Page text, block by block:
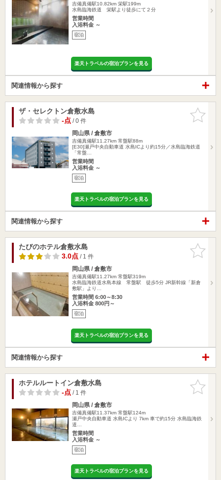
吉備真備駅10.82km 栄駅199m
水島臨海鉄道 栄駅より徒歩にて２分
営業時間
入浴料金 ～
宿泊
楽天トラベルの宿泊プランを見る
関連情報から探す
お気に入
りに追加
ザ・セレクトン倉敷水島
-点/ 0 件
岡山県 / 倉敷市
吉備真備駅11.27km 常盤駅88m
[E30]瀬戸中央自動車道 水島ICより約15分／水島臨海鉄道
「常盤…
営業時間
入浴料金 ～
宿泊
楽天トラベルの宿泊プランを見る
関連情報から探す
お気に入
りに追加
たびのホテル倉敷水島
3.0点/ 1 件
岡山県 / 倉敷市
吉備真備駅11.27km 常盤駅319m
水島臨海鉄道水島本線 常盤駅 徒歩5分 JR新幹線「新倉
敷駅」より…
営業時間 6:00～8:30
入浴料金 800円～
宿泊
楽天トラベルの宿泊プランを見る
関連情報から探す
お気に入
りに追加
ホテルルートイン倉敷水島
-点/ 1 件
岡山県 / 倉敷市
吉備真備駅11.37km 常盤駅124m
瀬戸中央自動車道 水島ICより 7km 車で約15分 水島臨海鉄
道…
営業時間
入浴料金 ～
宿泊
楽天トラベルの宿泊プランを見る